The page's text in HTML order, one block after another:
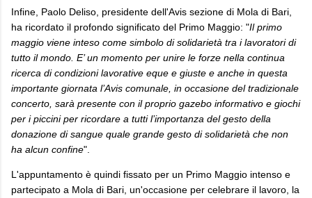
Infine, Paolo Deliso, presidente dell'Avis sezione di Mola di Bari,
ha ricordato il profondo significato del Primo Maggio: "Il primo
maggio viene inteso come simbolo di solidarietà tra i lavoratori di
tutto il mondo. E’ un momento per unire le forze nella continua
ricerca di condizioni lavorative eque e giuste e anche in questa
importante giornata l’Avis comunale, in occasione del tradizionale
concerto, sarà presente con il proprio gazebo informativo e giochi
per i piccini per ricordare a tutti l’importanza del gesto della
donazione di sangue quale grande gesto di solidarietà che non
ha alcun confine".
L'appuntamento è quindi fissato per un Primo Maggio intenso e
partecipato a Mola di Bari, un'occasione per celebrare il lavoro, la